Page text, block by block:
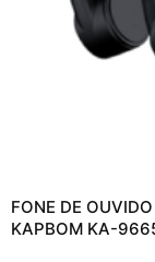
FONE DE
KAPBOM KA-